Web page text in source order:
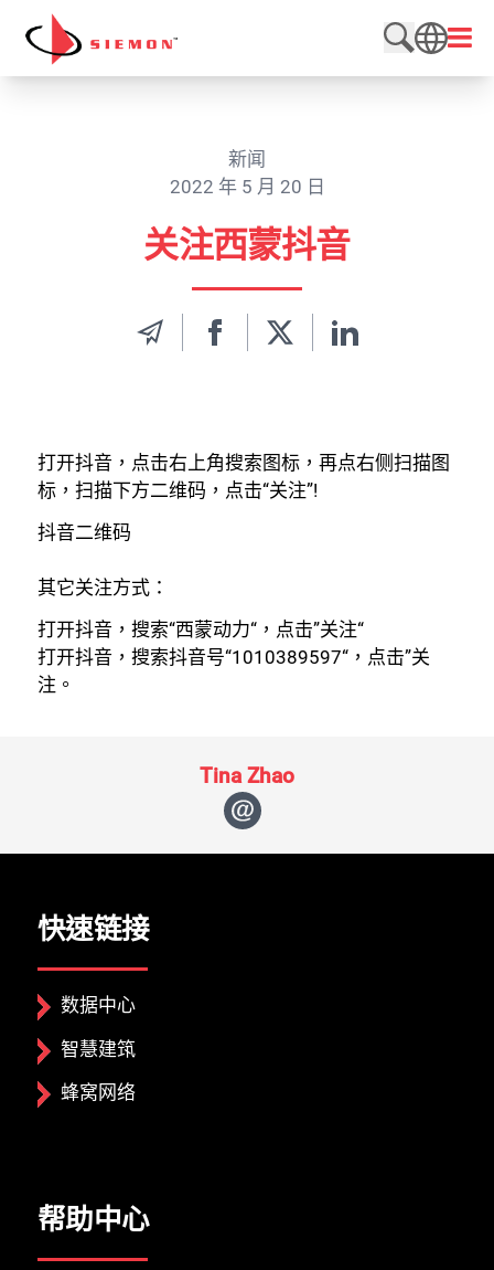
跳至内容
搜索网站
打开
SEARCH
新闻
2022 年 5 月 20 日
关注西蒙抖音
打开抖音，点击右上角搜索图标，再点右侧扫描图
标，扫描下方二维码，点击“关注”!
抖音二维码
其它关注方式：
打开抖音，搜索“西蒙动力“，点击”关注“
打开抖音，搜索抖音号“1010389597“，点击”关
注。
Tina Zhao
快速链接
数据中心
智慧建筑
蜂窝网络
帮助中心